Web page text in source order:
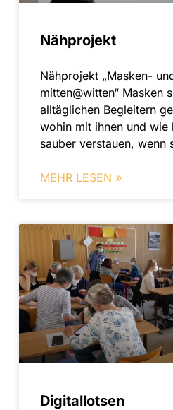
Nähprojekt
Nähprojekt „Masken-
mitten@witten“ Masken
alltäglichen Begleitern
wohin mit ihnen und wie
sauber verstauen, wenn
MEHR LESEN »
Digitallotsen